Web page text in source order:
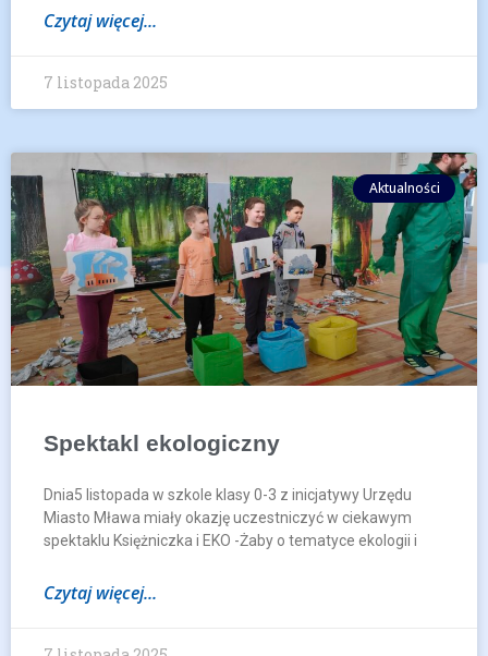
Czytaj więcej...
7 listopada 2025
Aktualności
Spektakl ekologiczny
Dnia5 listopada w szkole klasy 0-3 z inicjatywy Urzędu
Miasto Mława miały okazję uczestniczyć w ciekawym
spektaklu Księżniczka i EKO -Żaby o tematyce ekologii i
Czytaj więcej...